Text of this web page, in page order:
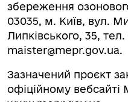
збереження
03035, м. Київ, вул.
Липківського, 35,
maister@mepr.gov.ua.
Зазначений проєкт
офіційному вебсайті